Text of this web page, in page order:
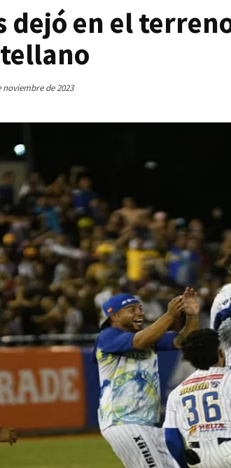
dejó en el
noviembre de 2023